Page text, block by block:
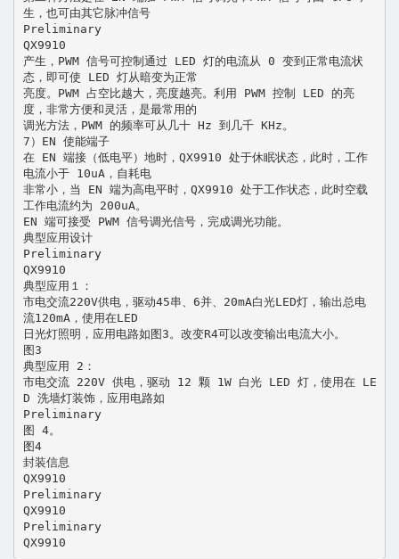
生，也可由其它脉冲信号
Preliminary
QX9910
产生，PWM 信号可控制通过 LED 灯的电流从 0 变到正常电流状
态，即可使 LED 灯从暗变为正常
亮度。PWM 占空比越大，亮度越亮。利用 PWM 控制 LED 的亮
度，非常方便和灵活，是最常用的
调光方法，PWM 的频率可从几十 Hz 到几千 KHz。
7）EN 使能端子
在 EN 端接（低电平）地时，QX9910 处于休眠状态，此时，工作
电流小于 10uA，自耗电
非常小，当 EN 端为高电平时，QX9910 处于工作状态，此时空载
工作电流约为 200uA。
EN 端可接受 PWM 信号调光信号，完成调光功能。
典型应用设计
Preliminary
QX9910
典型应用１：
市电交流220V供电，驱动45串、6并、20mA白光LED灯，输出总电
流120mA，使用在LED
日光灯照明，应用电路如图3。改变R4可以改变输出电流大小。
图3
典型应用 2：
市电交流 220V 供电，驱动 12 颗 1W 白光 LED 灯，使用在 LE
D 洗墙灯装饰，应用电路如
Preliminary
图 4。
图4
封装信息
QX9910
Preliminary
QX9910
Preliminary